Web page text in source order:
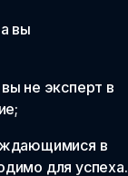
вы
не эксперт в
в
для успеха.